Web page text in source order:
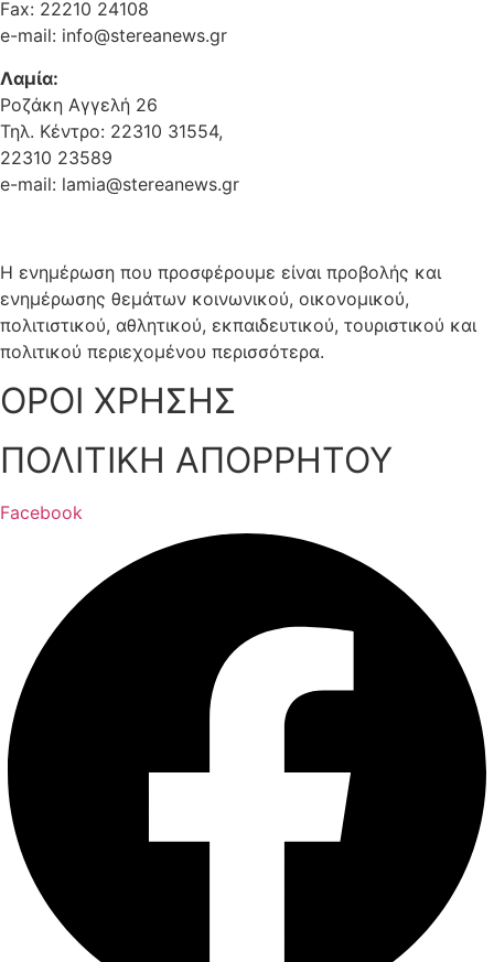
Fax: 22210 24108
e-mail: info@stereanews.gr
Λαμία:
Ροζάκη Αγγελή 26
Τηλ. Κέντρο: 22310 31554,
22310 23589
e-mail: lamia@stereanews.gr
Η ενημέρωση που προσφέρουμε είναι προβολής και
ενημέρωσης θεμάτων κοινωνικού, οικονομικού,
πολιτιστικού, αθλητικού, εκπαιδευτικού, τουριστικού και
πολιτικού περιεχομένου περισσότερα.
ΟΡΟΙ ΧΡΗΣΗΣ
ΠΟΛΙΤΙΚΗ ΑΠΟΡΡΗΤΟΥ
Facebook